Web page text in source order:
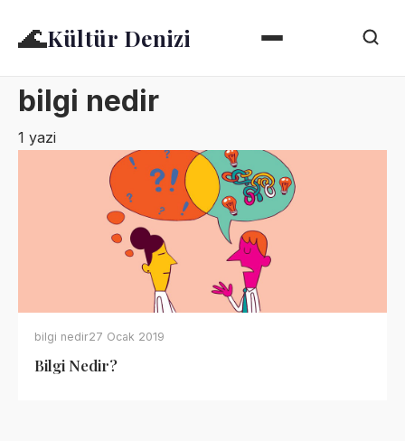
🌊Kültür Denizi
bilgi nedir
1 yazi
bilgi nedir27 Ocak 2019
Bilgi Nedir?